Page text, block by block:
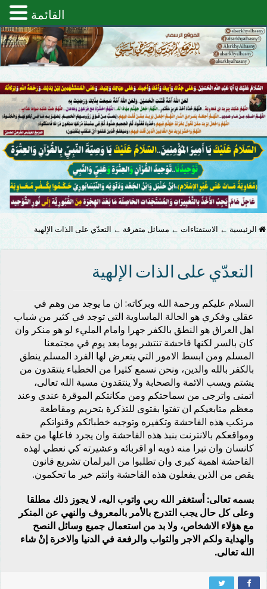
الرئيسية ← الاستفتاءات ← مسائل متفرقة ← التعدّي على الذات الإلهية
التعدّي على الذات الإلهية
السلام عليكم ورحمة الله وبركاته: ان ما يوجد من وهم في
عقلي وفكري هو الحالة الماساوية التي توجد في كثير من شباب
اهل العراق هو النطق بالكفر جهرا وامام المليء لو هو منكر وان
كان بالسر لكنها فاحشة تنتشر يوما بعد يوم في مجتمعنا
المسلم ومن ابسط الامور التي يتعرض لها الفرد المسلم ينطق
بالكفر بالله والدين، ونحن نسمع كثيرا من الخطباء ينتقدون من
يشتم ويسب الائمة والصحابة ولا ينتقدون مسبة الله تعالى،
اتمنى واترجى من سماحتكم ومن مكانتكم الموقرة عندي وعند
معظم متابعيكم ان تفتوا بفتوى للتذكرة بتحريم ومقاطعة
مرتكب هذه الفاحشة وتكفيره وتوجيه خطبائكم وقنواتكم
ومواقعكم بالانترنت بنبذ هذه الفاحشة وان يجرد فاعلها من حقه
كانسان وان تبرا منه ذويه او اقربائه وعشيرته كي نعطي لهذه
الفاحشة اهمية كبرى وان تطلبوا من البرلمان تشريع قانون
يقص من الذين يفعلون هذه الفاحشة وانتم خير ما تحكمون.
بسمه تعالى: أستغفر الله ربي واتوب اليه، لا يجوز ذلك مطلقا
وعلى كل حال يجب التدرج بالأمر بالمعروف والنهي عن المنكر
مع هؤلاء الاشخاص، ولا بد من استعمال جميع وسائل النصح
والهداية ولكم الاجر والثواب والرفعة في الدنيا والاخرة إنْ شاء
الله تعالى.
القائمة